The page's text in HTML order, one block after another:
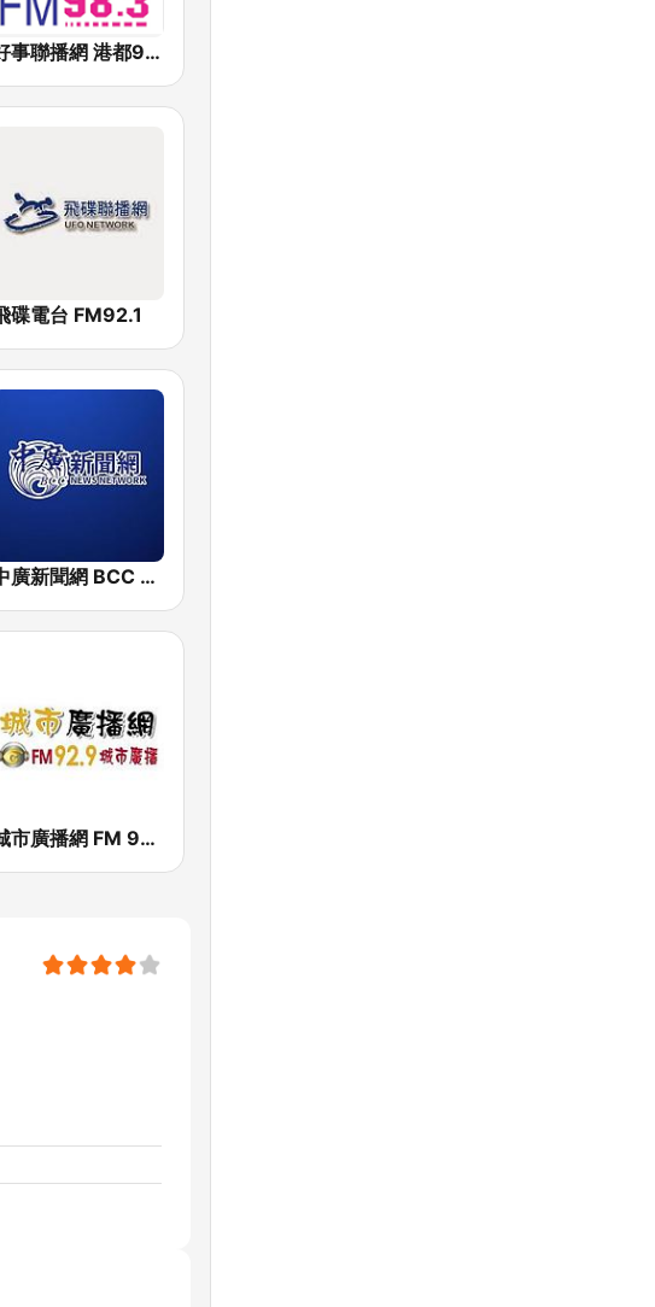
好事聯播網 港都983 Best Radio FM98.3
碟電台 FM92.1
中廣新聞網 BCC News Radio
城市廣播網 FM 92.9 城市廣播